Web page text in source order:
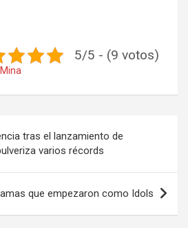
5/5 - (9 votos)
Mina
tras el lanzamiento de
varios récords
que empezaron como Idols